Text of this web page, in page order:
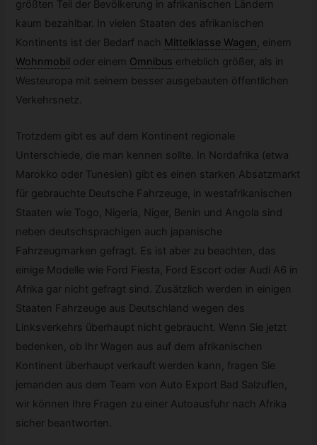
größten Teil der Bevölkerung in afrikanischen Ländern
kaum bezahlbar. In vielen Staaten des afrikanischen
Kontinents ist der Bedarf nach Mittelklasse Wagen , einem
Wohnmobil oder einem Omnibus erheblich größer, als in
Westeuropa mit seinem besser ausgebauten öffentlichen
Verkehrsnetz.
Trotzdem gibt es auf dem Kontinent regionale
Unterschiede, die man kennen sollte. In Nordafrika (etwa
Marokko oder Tunesien) gibt es einen starken Absatzmarkt
für gebrauchte Deutsche Fahrzeuge, in westafrikanischen
Staaten wie Togo, Nigeria, Niger, Benin und Angola sind
neben deutschsprachigen auch japanische
Fahrzeugmarken gefragt. Es ist aber zu beachten, das
einige Modelle wie Ford Fiesta, Ford Escort oder Audi A6 in
Afrika gar nicht gefragt sind. Zusätzlich werden in einigen
Staaten Fahrzeuge aus Deutschland wegen des
Linksverkehrs überhaupt nicht gebraucht. Wenn Sie jetzt
bedenken, ob Ihr Wagen aus auf dem afrikanischen
Kontinent überhaupt verkauft werden kann, fragen Sie
jemanden aus dem Team von Auto Export Bad Salzuflen,
wir können Ihre Fragen zu einer Autoausfuhr nach Afrika
sicher beantworten.